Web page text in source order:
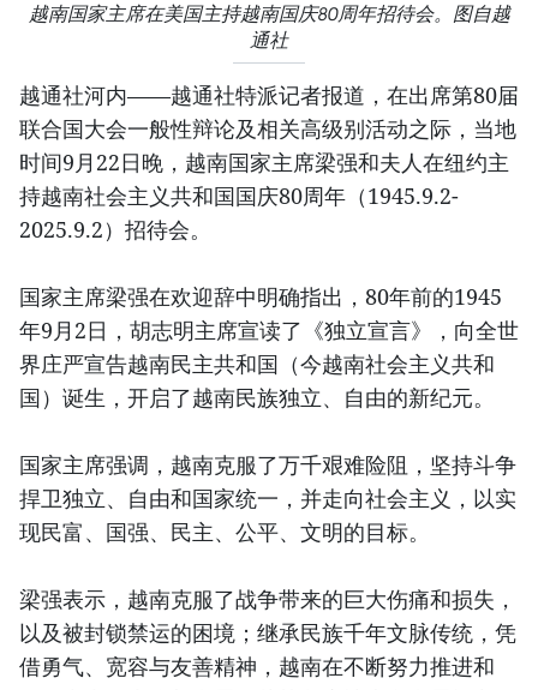
越南国家主席在美国主持越南国庆80周年招待会。图自越
通社
越通社河内——越通社特派记者报道，在出席第80届
联合国大会一般性辩论及相关高级别活动之际，当地
时间9月22日晚，越南国家主席梁强和夫人在纽约主
持越南社会主义共和国国庆80周年（1945.9.2-
2025.9.2）招待会。
国家主席梁强在欢迎辞中明确指出，80年前的1945
年9月2日，胡志明主席宣读了《独立宣言》，向全世
界庄严宣告越南民主共和国（今越南社会主义共和
国）诞生，开启了越南民族独立、自由的新纪元。
国家主席强调，越南克服了万千艰难险阻，坚持斗争
捍卫独立、自由和国家统一，并走向社会主义，以实
现民富、国强、民主、公平、文明的目标。
梁强表示，越南克服了战争带来的巨大伤痛和损失，
以及被封锁禁运的困境；继承民族千年文脉传统，凭
借勇气、宽容与友善精神，越南在不断努力推进和